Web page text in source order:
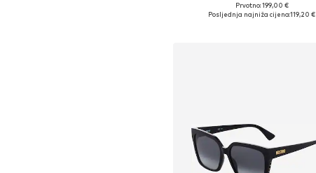
Dostupne veličine: 53
Prvotno: 199,00 €
Posljednja najniža cijena:119,20 €